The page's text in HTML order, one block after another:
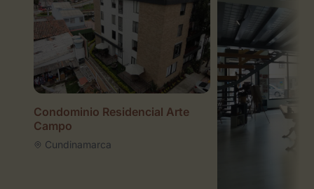
Condominio Residencial Arte
Campo
Cundinamarca